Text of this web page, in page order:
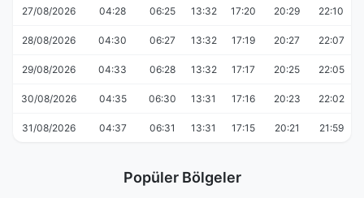
27/08/2026 04:28 06:25 13:32 17:20 20:29 22:10
28/08/2026 04:30 06:27 13:32 17:19 20:27 22:07
29/08/2026 04:33 06:28 13:32 17:17 20:25 22:05
30/08/2026 04:35 06:30 13:31 17:16 20:23 22:02
31/08/2026 04:37 06:31 13:31 17:15 20:21 21:59
Popüler Bölgeler